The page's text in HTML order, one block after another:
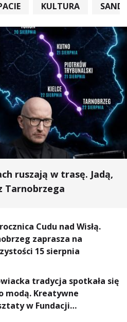
KULTURA
ruszają w trasę. Jadą,
Tarnobrzega
Cudu nad Wisłą.
zaprasza na
15 sierpnia
tradycja spotkała się
modą. Kreatywne
w Fundacji